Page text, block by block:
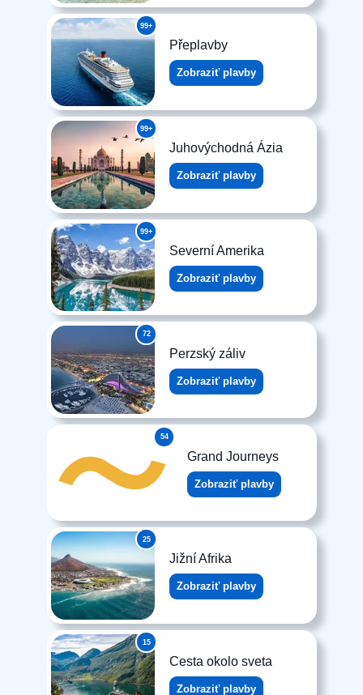
99+
Přeplavby
Zobraziť plavby
99+
Juhovýchodná Ázia
Zobraziť plavby
99+
Severní Amerika
Zobraziť plavby
72
Perzský záliv
Zobraziť plavby
54
Grand Journeys
Zobraziť plavby
25
Jižní Afrika
Zobraziť plavby
15
Cesta okolo sveta
Zobraziť plavby